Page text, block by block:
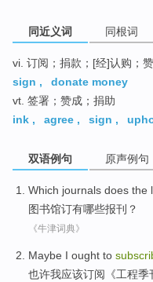
同近义词 同根词
vi. 订阅；捐款；[经]认购；
sign ,
donate money
vt. 签署；赞成；捐助
ink , agree , sign ,
双语例句 原声例句
Which journals does the
图书馆订有哪些报刊 ？
《牛津词典》
Maybe I ought to
也许我应该订阅 《工程季